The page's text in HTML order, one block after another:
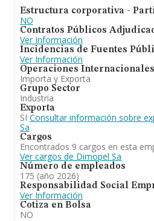
Estructura corporativa -
NO
Contratos Públicos
Ver Información
Incidencias de Fuentes
Ver Información
Operaciones Internacionales
Importa y Exporta
Grupo Sector
Industria
Exporta
SI Consultar información sobre
Sa
Cargos
Encontrados 9 cargos en esta
Ver cargos de Dimopel Sa
Número de empleados
175 (año 2026)
Responsabilidad Social
Ver Información
Cotiza en Bolsa
NO